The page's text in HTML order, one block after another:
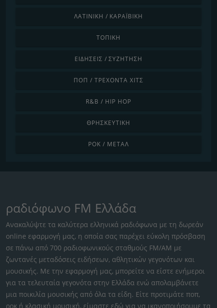
ΛΑΤΙΝΙΚΉ / ΚΑΡΑΪΒΙΚΉ
ΤΟΠΙΚΉ
ΕΙΔΉΣΕΙΣ / ΣΥΖΉΤΗΣΗ
ΠΟΠ / ΤΡΈΧΟΝΤΑ ΧΙΤΣ
R&B / HIP HOP
ΘΡΗΣΚΕΥΤΙΚΉ
ΡΟΚ / ΜΈΤΑΛ
ραδιόφωνο FM Ελλάδα
Ανακαλύψτε τα καλύτερα ελληνικά ραδιόφωνα με τη δωρεάν
online εφαρμογή μας, η οποία σας παρέχει εύκολη πρόσβαση
σε πάνω από 700 ραδιοφωνικούς σταθμούς FM/AM με
ζωντανές μεταδόσεις ειδήσεων, αθλητικών γεγονότων και
μουσικής. Με την εφαρμογή μας, μπορείτε να είστε ενήμεροι
για τα τελευταία γεγονότα στην Ελλάδα ενώ απολαμβάνετε
μια ποικιλία μουσικής από όλα τα είδη. Είτε προτιμάτε ποπ,
ροκ ή κλασική μουσική, είμαστε εδώ για να ικανοποιήσουμε τα